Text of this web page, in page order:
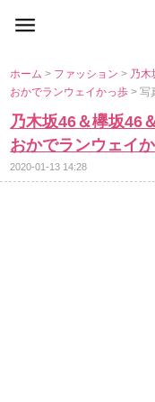
ホーム> ファッション> 乃
おかでランウェイかっ歩> 写
乃木坂46＆欅坂46
おかでランウェイ
2020-01-13 14:28